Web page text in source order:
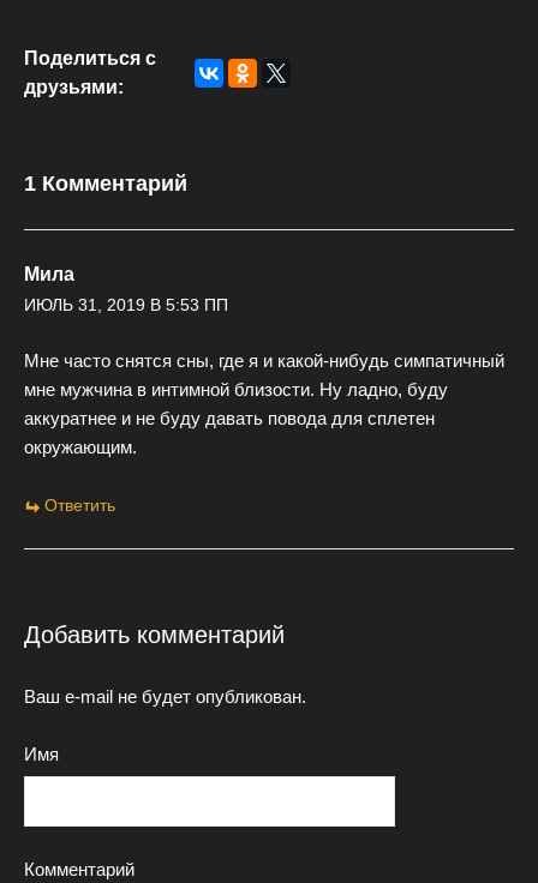
Поделиться с
друзьями:
1 Комментарий
Мила
ИЮЛЬ 31, 2019 В 5:53 ПП
Мне часто снятся сны, где я и какой-нибудь симпатичный
мне мужчина в интимной близости. Ну ладно, буду
аккуратнее и не буду давать повода для сплетен
окружающим.
Ответить
Добавить комментарий
Ваш e-mail не будет опубликован.
Имя
Комментарий